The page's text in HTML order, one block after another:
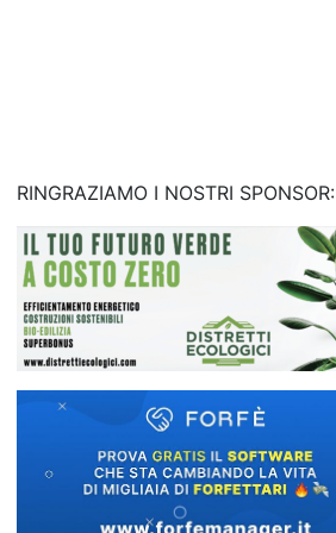
RINGRAZIAMO I NOSTRI SPONSOR: